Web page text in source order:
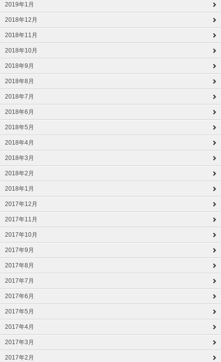
2019年1月
2018年12月
2018年11月
2018年10月
2018年9月
2018年8月
2018年7月
2018年6月
2018年5月
2018年4月
2018年3月
2018年2月
2018年1月
2017年12月
2017年11月
2017年10月
2017年9月
2017年8月
2017年7月
2017年6月
2017年5月
2017年4月
2017年3月
2017年2月